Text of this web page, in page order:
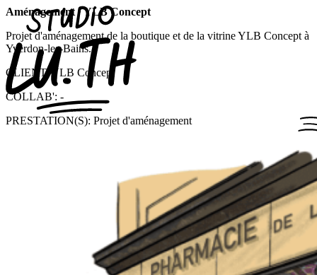
Skip
content
Aménagement · YLB Concept
Projet d'aménagement de la boutique et de la vitrine YLB Concept à
Yverdon-les-Bains.
CLIENT: YLB Concept
COLLAB': -
PRESTATION(S): Projet d'aménagement